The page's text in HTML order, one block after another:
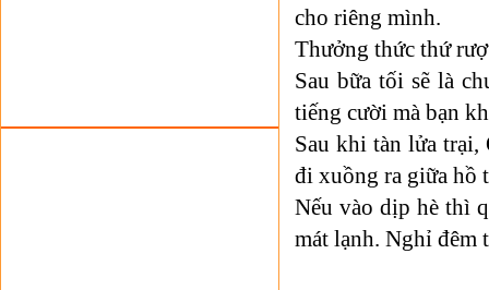
cho riêng mình.
Thưởng thức thứ
Sau bữa tối sẽ là
tiếng cười mà bạn
Sau khi tàn lửa trại,
đi xuồng ra giữa hồ
Nếu vào dịp hè thì
mát lạnh. Nghỉ đêm